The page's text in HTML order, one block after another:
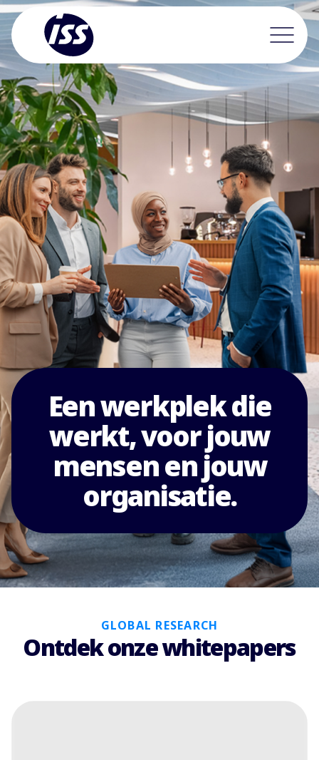
Een werkplek die
werkt, voor jouw
mensen en jouw
organisatie.
GLOBAL RESEARCH
Ontdek onze whitepapers